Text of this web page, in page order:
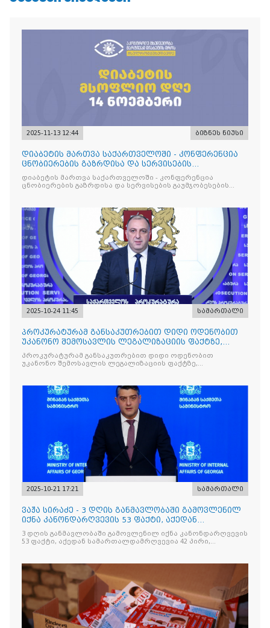
2025-11-13 12:44 ბიზნეს ნიუსი
დიაბეტის მართვა საქართველოში - კონფერენცია
ცნობიერების გაზრდისა და სერვისების
გაუმჯობესების მიზნით
დიაბეტის მართვა საქართველოში - კონფერენცია
ცნობიერების გაზრდისა და სერვისების გაუმჯობესების
2025-10-24 11:45 სამართალი
პროკურატურამ განსაკუთრებით დიდი ოდენობით
უკანონო შემოსავლის ლეგალიზაციის ფაქტზე,
საქართველოს ყოფილ პ
პროკურატურამ განსაკუთრებით დიდი ოდენობით
უკანონო შემოსავლის ლეგალიზაციის ფაქტზე,
2025-10-21 17:21 სამართალი
ვაჟა სირაძე - 3 დღის განმავლობაში გამოვლენილ
იქნა კანონდარღვევის 53 ფაქტი, აქედან
სამართალდამრღვევია
3 დღის განმავლობაში გამოვლენილ იქნა კანონდარღვევის
53 ფაქტი, აქედან სამართალდამრღვევია 42 პირი,